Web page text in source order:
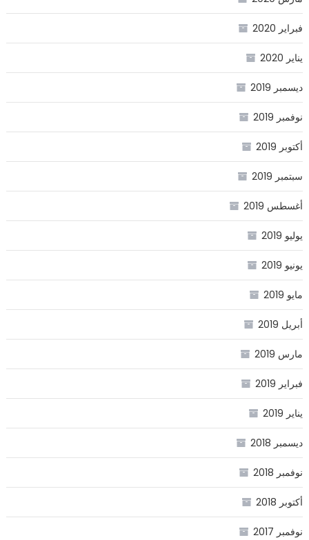
فبراير 2020
يناير 2020
ديسمبر 2019
نوفمبر 2019
أكتوبر 2019
سبتمبر 2019
أغسطس 2019
يوليو 2019
يونيو 2019
مايو 2019
أبريل 2019
مارس 2019
فبراير 2019
يناير 2019
ديسمبر 2018
نوفمبر 2018
أكتوبر 2018
نوفمبر 2017